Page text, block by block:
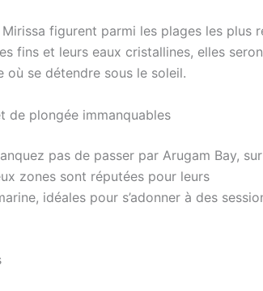
figurent parmi les plages les plus
fins et leurs eaux cristallines, elles
se détendre sous le soleil.
de plongée immanquables
pas de passer par Arugam Bay,
zones sont réputées pour leurs
idéales pour s’adonner à des